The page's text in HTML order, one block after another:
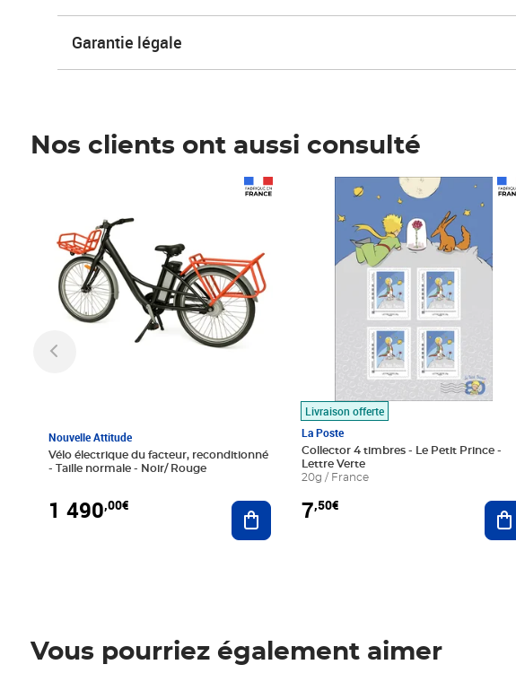
Garantie légale
Nos clients ont aussi consulté
Nouvelle Attitude
Vélo électrique du facteur, reconditionné
- Taille normale - Noir/ Rouge
1 490,00€ Ajouter au panier
Livraison offerte
La Poste
Collector 4 timbres - Le Petit Prince -
Lettre Verte
20g / France
7,50€
Prix 7,50€
Vous pourriez également aimer